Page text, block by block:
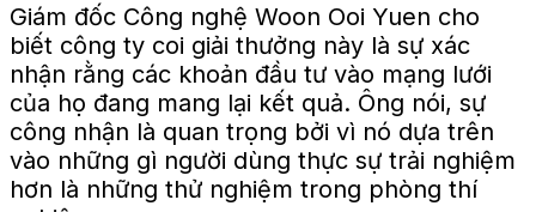
Giám đốc Công nghệ Woon Ooi Yuen cho
biết công ty coi giải thưởng này là sự xác
nhận rằng các khoản đầu tư vào mạng lưới
của họ đang mang lại kết quả. Ông nói, sự
công nhận là quan trọng bởi vì nó dựa trên
vào những gì người dùng thực sự trải nghiệm
hơn là những thử nghiệm trong phòng thí